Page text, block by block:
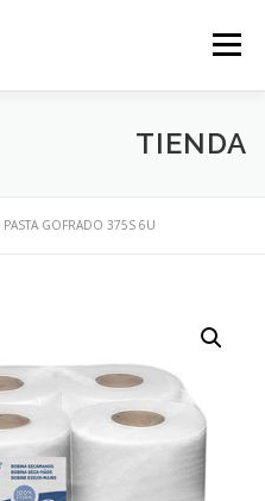
Menú
TIENDA
GOFRADO 375S 6U